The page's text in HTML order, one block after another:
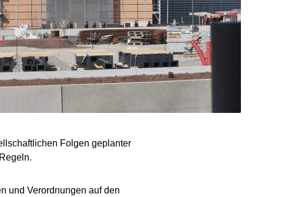
Folgen geplanter
und Verordnungen auf den